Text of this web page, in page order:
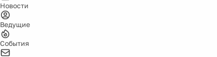
Новости
Ведущие
События